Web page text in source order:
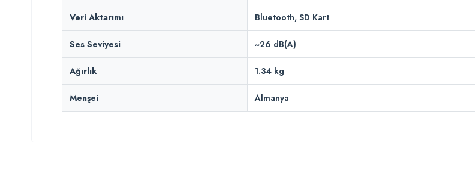
Veri Aktarımı Bluetooth, SD Kart
Ses Seviyesi ~26 dB(A)
Ağırlık 1.34 kg
Menşei Almanya